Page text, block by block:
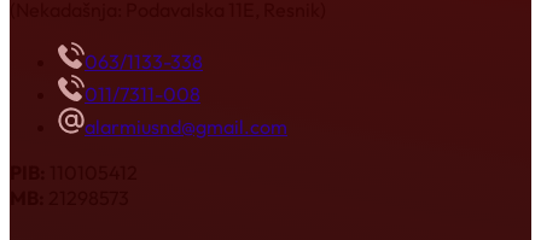
063/1133-338
011/7311-008
alarmiusnd@gmail.com